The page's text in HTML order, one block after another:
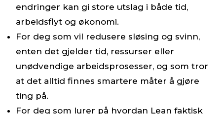
endringer kan gi store utslag i både tid,
arbeidsflyt og økonomi.
For deg som vil redusere sløsing og svinn,
enten det gjelder tid, ressurser eller
unødvendige arbeidsprosesser, og som tror
at det alltid finnes smartere måter å gjøre
ting på.
For deg som lurer på hvordan Lean faktisk